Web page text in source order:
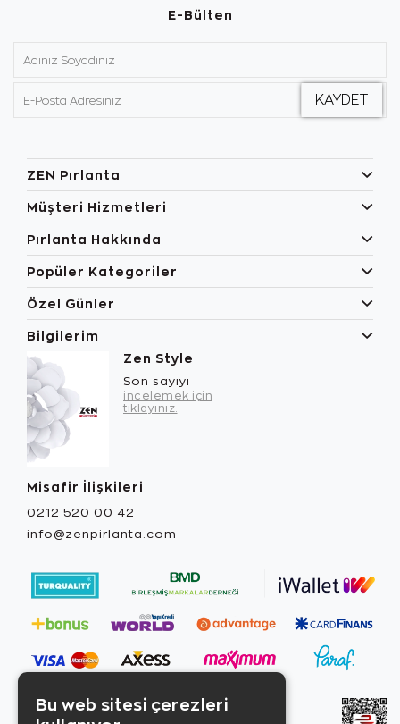
E-Bülten
ZEN Pırlanta
Müşteri Hizmetleri
Pırlanta Hakkında
Popüler Kategoriler
Özel Günler
Bilgilerim
Zen Style
Son sayıyı
incelemek için
tıklayınız.
Misafir İlişkileri
0212 520 00 42
info@zenpirlanta.com
Bu web sitesi çerezleri